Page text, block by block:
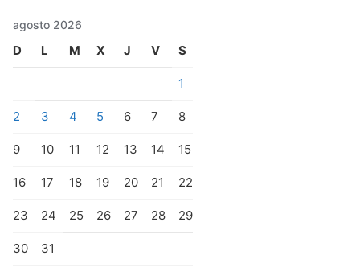
agosto 2026
D L M X J V S
1
2 3 4 5 6 7 8
9 10 11 12 13 14 15
16 17 18 19 20 21 22
23 24 25 26 27 28 29
30 31